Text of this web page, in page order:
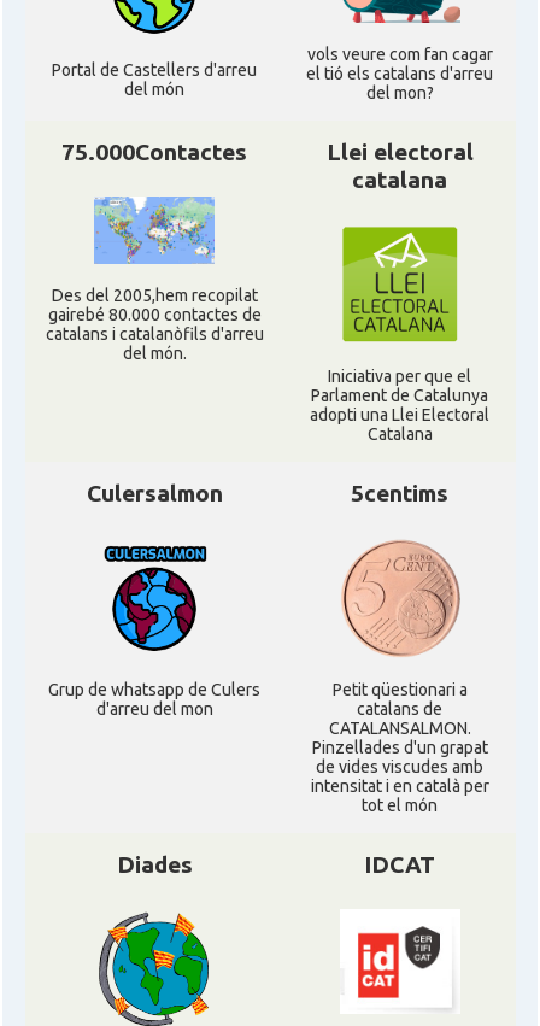
Portal de Castellers d'arreu
del món
vols veure com fan cagar
el tió els catalans d'arreu
del mon?
75.000Contactes
Des del 2005,hem recopilat
gairebé 80.000 contactes de
catalans i catalanòfils d'arreu
del món.
Llei electoral
catalana
Iniciativa per que el
Parlament de Catalunya
adopti una Llei Electoral
Catalana
Culersalmon
Grup de whatsapp de Culers
d'arreu del mon
5centims
Petit qüestionari a
catalans de
CATALANSALMON.
Pinzellades d'un grapat
de vides viscudes amb
intensitat i en català per
tot el món
Diades IDCAT